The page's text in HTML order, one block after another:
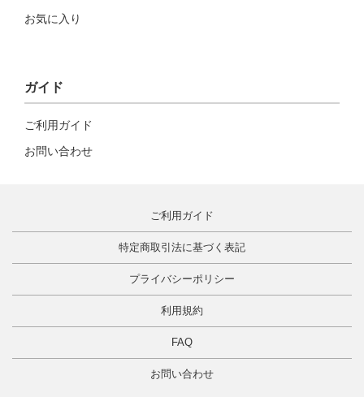
お気に入り
ガイド
ご利用ガイド
お問い合わせ
ご利用ガイド
特定商取引法に基づく表記
プライバシーポリシー
利用規約
FAQ
お問い合わせ